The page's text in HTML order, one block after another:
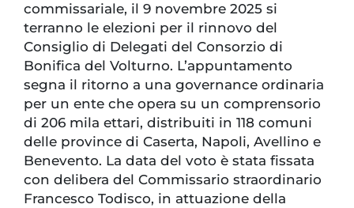
commissariale, il 9 novembre 2025 si
terranno le elezioni per il rinnovo del
Consiglio di Delegati del Consorzio di
Bonifica del Volturno. L’appuntamento
segna il ritorno a una governance ordinaria
per un ente che opera su un comprensorio
di 206 mila ettari, distribuiti in 118 comuni
delle province di Caserta, Napoli, Avellino e
Benevento. La data del voto è stata fissata
con delibera del Commissario straordinario
Francesco Todisco, in attuazione della